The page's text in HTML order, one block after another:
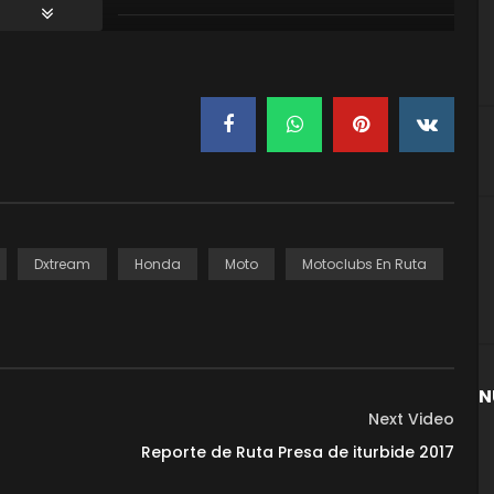
Dxtream Honda Moto Motoclubs En Ruta
Next Video
Reporte de Ruta Presa de iturbide 2017